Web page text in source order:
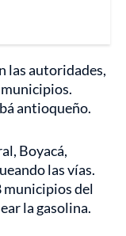
las autoridades,
municipios.
antioqueño.
Boyacá,
las vías.
municipios del
la gasolina.